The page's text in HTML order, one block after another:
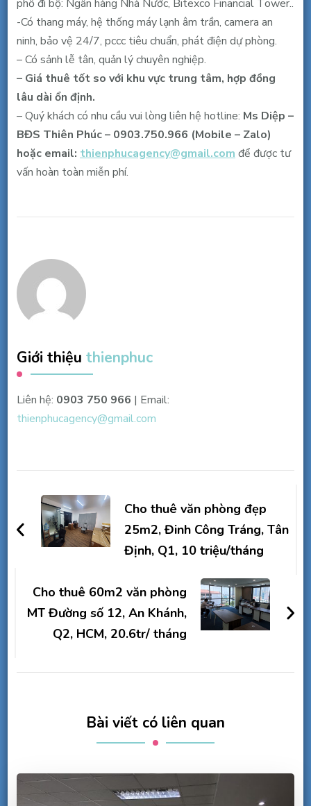
phố đi bộ: Ngân hàng Nhà Nước, Bitexco Financial Tower..
-Có thang máy, hệ thống máy lạnh âm trần, camera an
ninh, bảo vệ 24/7, pccc tiêu chuẩn, phát điện dự phòng.
– Có sảnh lễ tân, quản lý chuyên nghiệp.
– Giá thuê tốt so với khu vực trung tâm, hợp đồng
lâu dài ổn định.
– Quý khách có nhu cầu vui lòng liên hệ hotline: Ms Diệp –
BĐS Thiên Phúc – 0903.750.966 (Mobile – Zalo)
hoặc email: thienphucagency@gmail.com để được tư
vấn hoàn toàn miễn phí.
Giới thiệu thienphuc
Liên hệ: 0903 750 966 | Email:
thienphucagency@gmail.com
hướng
bài
Cho thuê văn phòng đẹp
25m2, Đinh Công Tráng, Tân
Định, Q1, 10 triệu/tháng
Cho thuê 60m2 văn phòng
MT Đường số 12, An Khánh,
Q2, HCM, 20.6tr/ tháng
Bài viết có liên quan